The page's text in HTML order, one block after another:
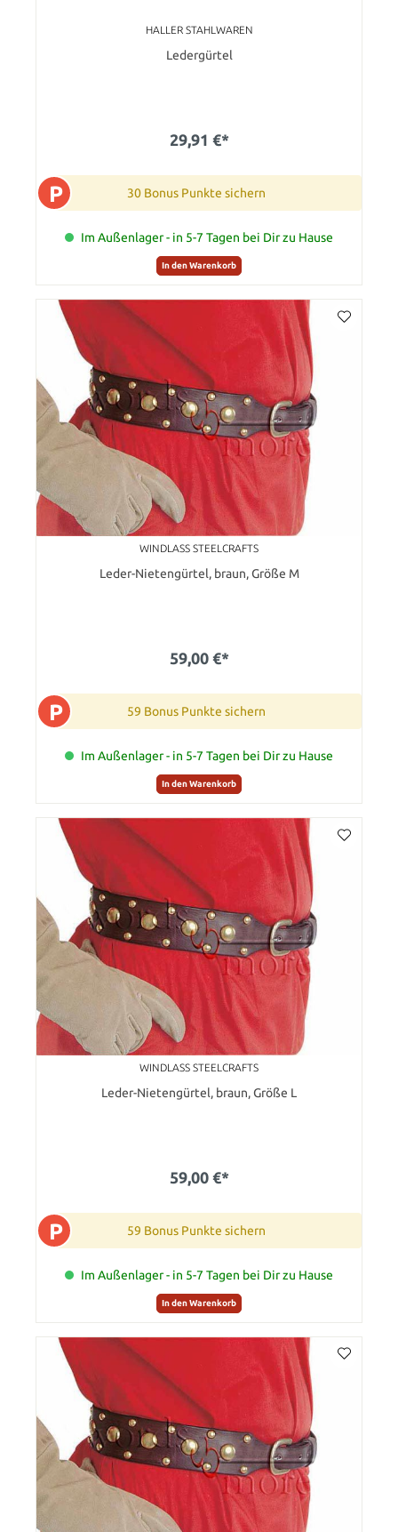
HALLER STAHLWAREN
Ledergürtel
29,91 €*
P 30 Bonus Punkte sichern
Im Außenlager - in 5-7 Tagen bei Dir zu Hause
In den Warenkorb
WINDLASS STEELCRAFTS
Leder-Nietengürtel, braun, Größe M
59,00 €*
P 59 Bonus Punkte sichern
Im Außenlager - in 5-7 Tagen bei Dir zu Hause
In den Warenkorb
WINDLASS STEELCRAFTS
Leder-Nietengürtel, braun, Größe L
59,00 €*
P 59 Bonus Punkte sichern
Im Außenlager - in 5-7 Tagen bei Dir zu Hause
In den Warenkorb